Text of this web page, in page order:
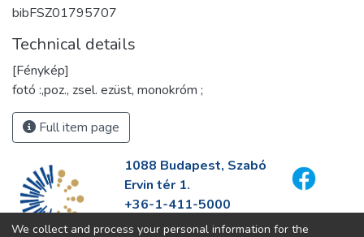
bibFSZ01795707
Technical details
[Fénykép]
fotó :,poz., zsel. ezüst, monokróm ;
Full item page
1088 Budapest, Szabó
Ervin tér 1.
+36-1-411-5000
info@fszek.hu
We collect and process your personal information for the